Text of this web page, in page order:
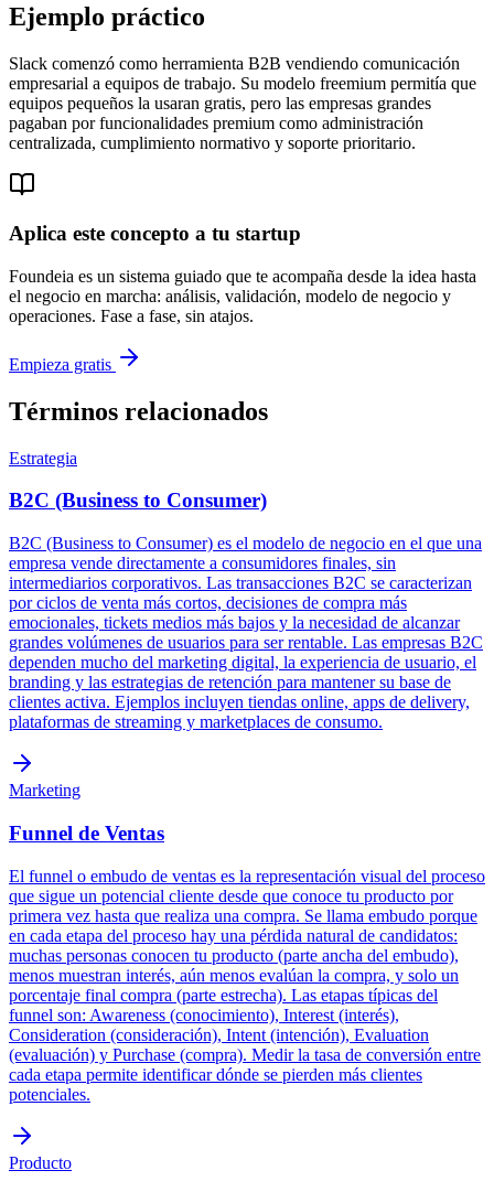
Ejemplo práctico
Slack comenzó como herramienta B2B vendiendo comunicación
empresarial a equipos de trabajo. Su modelo freemium permitía que
equipos pequeños la usaran gratis, pero las empresas grandes
pagaban por funcionalidades premium como administración
centralizada, cumplimiento normativo y soporte prioritario.
Aplica este concepto a tu startup
Foundeia es un sistema guiado que te acompaña desde la idea hasta
el negocio en marcha: análisis, validación, modelo de negocio y
operaciones. Fase a fase, sin atajos.
Empieza gratis
Términos relacionados
Estrategia
B2C (Business to Consumer)
B2C (Business to Consumer) es el modelo de negocio en el que una
empresa vende directamente a consumidores finales, sin
intermediarios corporativos. Las transacciones B2C se caracterizan
por ciclos de venta más cortos, decisiones de compra más
emocionales, tickets medios más bajos y la necesidad de alcanzar
grandes volúmenes de usuarios para ser rentable. Las empresas B2C
dependen mucho del marketing digital, la experiencia de usuario, el
branding y las estrategias de retención para mantener su base de
clientes activa. Ejemplos incluyen tiendas online, apps de delivery,
plataformas de streaming y marketplaces de consumo.
Marketing
Funnel de Ventas
El funnel o embudo de ventas es la representación visual del proceso
que sigue un potencial cliente desde que conoce tu producto por
primera vez hasta que realiza una compra. Se llama embudo porque
en cada etapa del proceso hay una pérdida natural de candidatos:
muchas personas conocen tu producto (parte ancha del embudo),
menos muestran interés, aún menos evalúan la compra, y solo un
porcentaje final compra (parte estrecha). Las etapas típicas del
funnel son: Awareness (conocimiento), Interest (interés),
Consideration (consideración), Intent (intención), Evaluation
(evaluación) y Purchase (compra). Medir la tasa de conversión entre
cada etapa permite identificar dónde se pierden más clientes
potenciales.
Producto